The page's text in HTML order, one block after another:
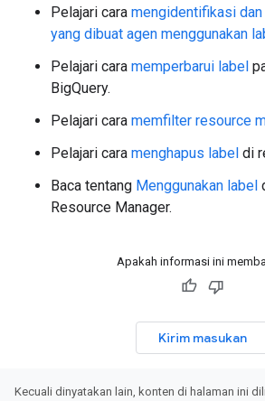
Pelajari cara mengidentifikasi
yang dibuat agen menggunakan
Pelajari cara memperbarui label
BigQuery.
Pelajari cara memfilter resource
Pelajari cara menghapus label di
Baca tentang Menggunakan label
Resource Manager.
Apakah informasi ini
Kirim masukan
Kecuali dinyatakan lain, konten di halaman ini